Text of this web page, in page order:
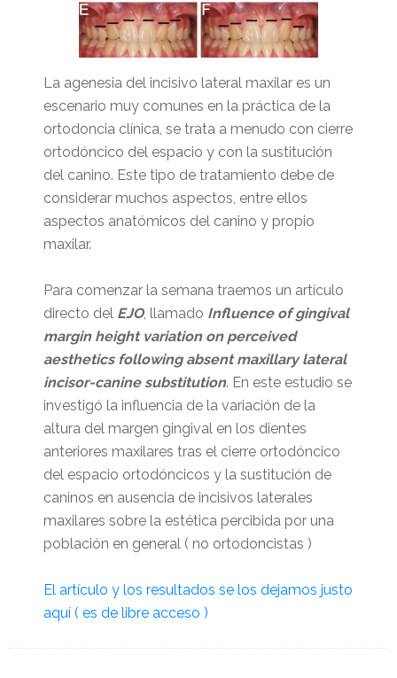
La agenesia del incisivo lateral maxilar es un
escenario muy comunes en la práctica de la
ortodoncia clínica, se trata a menudo con cierre
ortodóncico del espacio y con la sustitución
del canino. Este tipo de tratamiento debe de
considerar muchos aspectos, entre ellos
aspectos anatómicos del canino y propio
maxilar.
Para comenzar la semana traemos un artículo
directo del EJO, llamado Influence of gingival
margin height variation on perceived
aesthetics following absent maxillary lateral
incisor-canine substitution. En este estudio se
investigó la influencia de la variación de la
altura del margen gingival en los dientes
anteriores maxilares tras el cierre ortodóncico
del espacio ortodóncicos y la sustitución de
caninos en ausencia de incisivos laterales
maxilares sobre la estética percibida por una
población en general ( no ortodoncistas )
El artículo y los resultados se los dejamos justo
aquí ( es de libre acceso )